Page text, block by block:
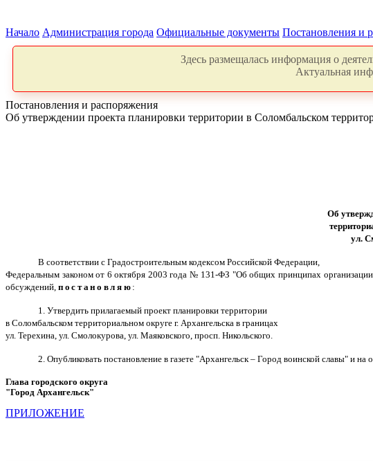
Начало Администрация города Официальные документы Постановления и
Здесь размещалась информация о
Актуальная
Постановления и распоряжения
Об утверждении проекта планировки территории в Соломбальском
Об
ул.
В соответствии с Градостроительным кодексом Российской Федерации,
Федеральным законом от 6 октября 2003 года № 131-ФЗ "Об общих принципах организации
обсуждений, постановляю :
1. Утвердить прилагаемый проект планировки территории
в Соломбальском территориальном округе г. Архангельска в границах
ул. Терехина, ул. Смолокурова, ул. Маяковского, просп. Никольского.
2. Опубликовать постановление в газете "Архангельск – Город воинской славы" и
Глава городского округа
"Город Архангельск" Д.А.
ПРИЛОЖЕНИЕ